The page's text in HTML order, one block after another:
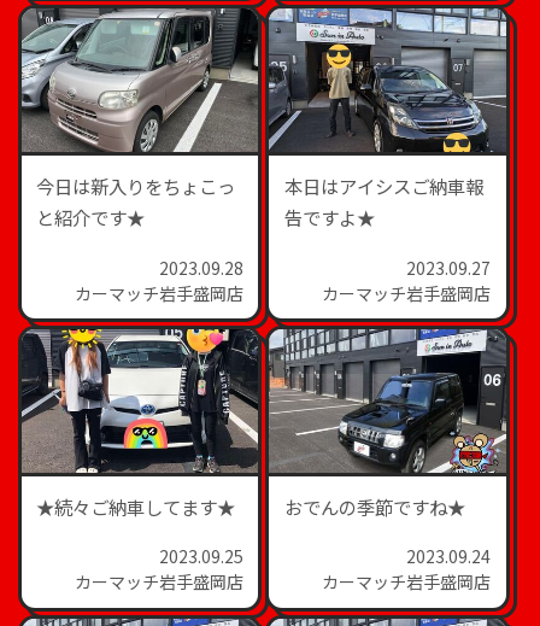
今日は新入りをちょこっ
と紹介です★
2023.09.28
カーマッチ岩手盛岡店
本日はアイシスご納車報
告ですよ★
2023.09.27
カーマッチ岩手盛岡店
★続々ご納車してます★
2023.09.25
カーマッチ岩手盛岡店
おでんの季節ですね★
2023.09.24
カーマッチ岩手盛岡店